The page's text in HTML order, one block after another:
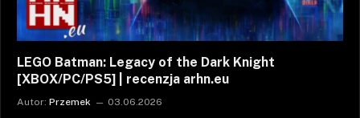
LEGO Batman: Legacy of the Dark Knight
[XBOX/PC/PS5] | recenzja arhn.eu
Autor: Przemek 03.06.2026